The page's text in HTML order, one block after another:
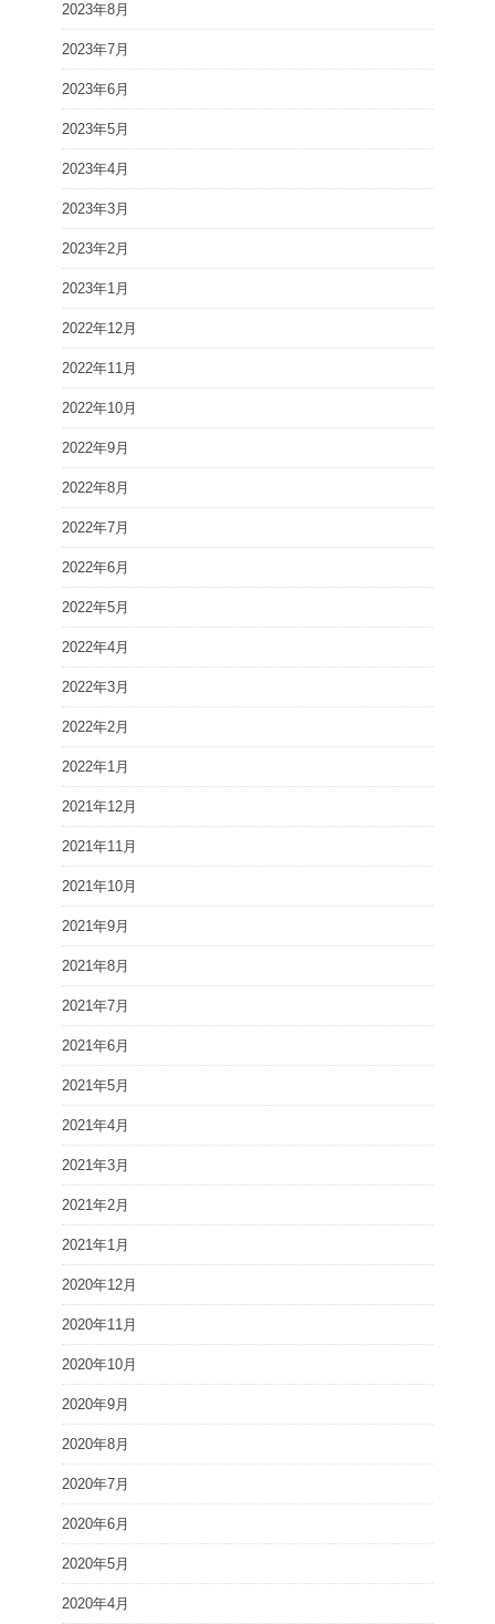
2023年8月
2023年7月
2023年6月
2023年5月
2023年4月
2023年3月
2023年2月
2023年1月
2022年12月
2022年11月
2022年10月
2022年9月
2022年8月
2022年7月
2022年6月
2022年5月
2022年4月
2022年3月
2022年2月
2022年1月
2021年12月
2021年11月
2021年10月
2021年9月
2021年8月
2021年7月
2021年6月
2021年5月
2021年4月
2021年3月
2021年2月
2021年1月
2020年12月
2020年11月
2020年10月
2020年9月
2020年8月
2020年7月
2020年6月
2020年5月
2020年4月